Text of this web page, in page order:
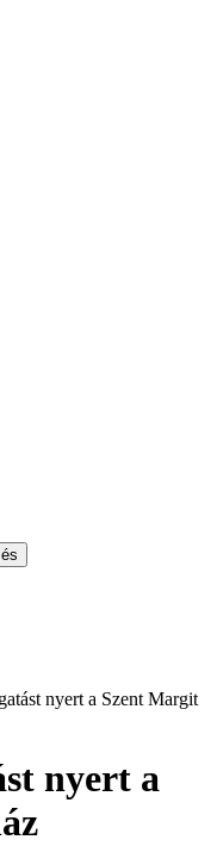
nyert a Szent Margit
nyert a